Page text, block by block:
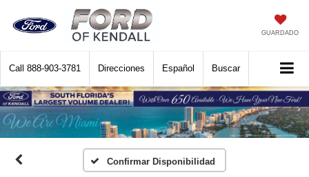
GUARDADO
Call 888-903-3781 Direcciones Español Buscar
Confirmar Disponibilidad